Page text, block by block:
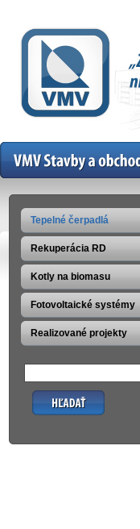
Home
Tepelné čerpadlá
Rekuperácia RD
Kotly na biomasu
Fotovoltaické systémy
Realizované projekty
Hľadať